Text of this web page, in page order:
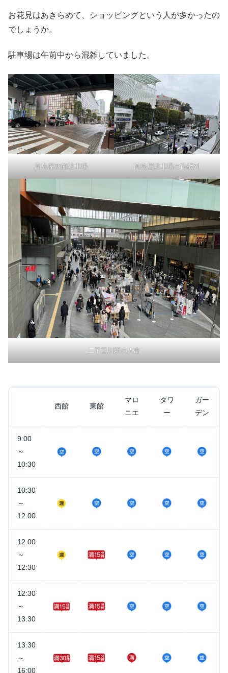
お花見はあきらめて、ショッピングという人が多かったの
でしょうか。
駐車場は午前中から混雑していました。
高島屋西館駐車場 高島屋駐車場の待機列
二子玉川駅の人出
西館 東館
マロ
ニエ
タワ
ー
ガー
デン
9:00
～
10:30
10:30
～
12:00
12:00
～
12:30
12:30
～
13:30
13:30
～
16:00